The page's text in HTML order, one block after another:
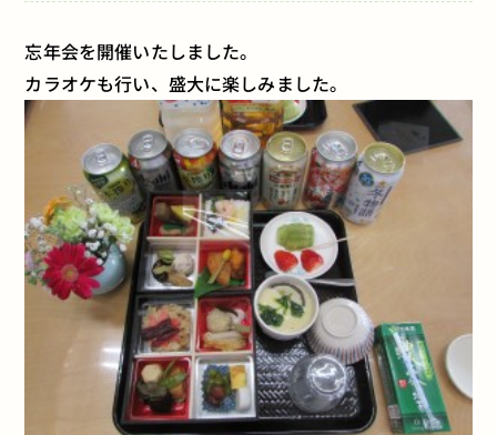
忘年会を開催いたしました。
カラオケも行い、盛大に楽しみました。